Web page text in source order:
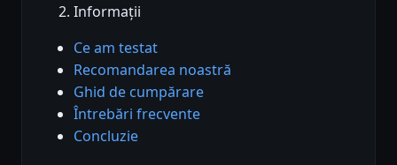
Informații
Ce am testat
Recomandarea noastră
Ghid de cumpărare
Întrebări frecvente
Concluzie